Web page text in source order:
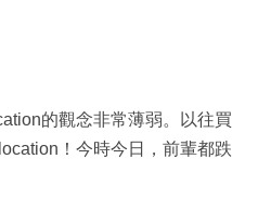
的觀念非常薄弱。以往買
！今時今日，前輩都跌